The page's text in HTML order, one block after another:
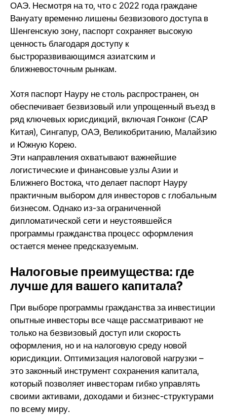
ОАЭ. Несмотря на то, что с 2022 года граждане
Вануату временно лишены безвизового доступа в
Шенгенскую зону, паспорт сохраняет высокую
ценность благодаря доступу к
быстроразвивающимся азиатским и
ближневосточным рынкам.
Хотя паспорт Науру не столь распространен, он
обеспечивает безвизовый или упрощенный въезд в
ряд ключевых юрисдикций, включая Гонконг (САР
Китая), Сингапур, ОАЭ, Великобританию, Малайзию
и Южную Корею.
Эти направления охватывают важнейшие
логистические и финансовые узлы Азии и
Ближнего Востока, что делает паспорт Науру
практичным выбором для инвесторов с глобальным
бизнесом. Однако из-за ограниченной
дипломатической сети и неустоявшейся
программы гражданства процесс оформления
остается менее предсказуемым.
Налоговые преимущества: где
лучше для вашего капитала?
При выборе программы гражданства за инвестиции
опытные инвесторы все чаще рассматривают не
только на безвизовый доступ или скорость
оформления, но и на налоговую среду новой
юрисдикции. Оптимизация налоговой нагрузки –
это законный инструмент сохранения капитала,
который позволяет инвесторам гибко управлять
своими активами, доходами и бизнес-структурами
по всему миру.